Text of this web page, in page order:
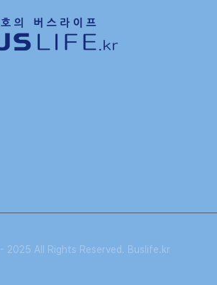
All Rights Reserved. Buslife.kr